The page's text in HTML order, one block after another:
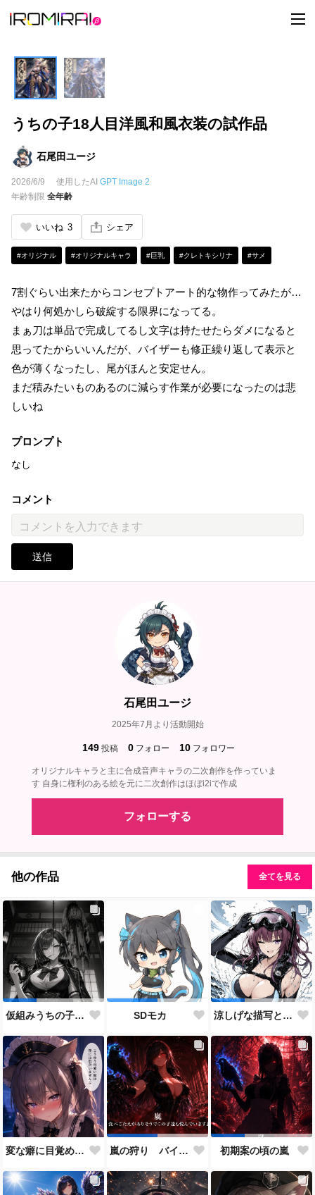
t
o
うちの子18人目洋風和風衣装の試作品
石尾田ユージ
2026/6/9 使用したAI GPT Image 2
年齢制限 全年齢
いいね 3 シェア
#オリジナル #オリジナルキャラ #巨乳 #クレトキシリナ #サメ
7割ぐらい出来たからコンセプトアート的な物作ってみたが…
やはり何処かしら破綻する限界になってる。
まぁ刀は単品で完成してるし文字は持たせたらダメになると
思ってたからいいんだが、バイザーも修正繰り返して表示と
色が薄くなったし、尾がほんと安定せん。
まだ積みたいものあるのに減らす作業が必要になったのは悲
しいね
プロンプト
なし
コメント
送信
石尾田ユージ
2025年7月より活動開始
149 投稿 0 フォロー 10 フォロワー
オリジナルキャラと主に合成音声キャラの二次創作を作っていま
す 自身に権利のある絵を元に二次創作はほぼi2iで作成
フォローする
他の作品 全てを見る
仮組みうちの子28人目にしてずっと作りたかった仕事人ポジション。 SDモカ 涼しげな描写とはをコンセプトにしたダイバー花梨先輩
変な癖に目覚めそうになったメイドディーレ赤面バージョン 嵐の狩り バイカーコスチューム 初期案の頃の嵐